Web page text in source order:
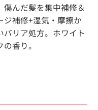
傷んだ髪を集中補修＆
ジ補修+湿気・摩擦か
バリア処方。ホワイト
香り。